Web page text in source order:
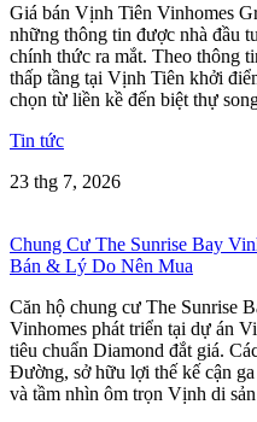
Giá bán Vịnh Tiên Vinhomes
những thông tin được nhà đầu
chính thức ra mắt. Theo thông
thấp tầng tại Vịnh Tiên khởi
chọn từ liền kề đến biệt thự
Tin tức
23 thg 7, 2026
Chung Cư The Sunrise Bay
Bán & Lý Do Nên Mua
Căn hộ chung cư The Sunrise
Vinhomes phát triển tại dự án
tiêu chuẩn Diamond đắt giá.
Đường, sở hữu lợi thế kế cận
và tầm nhìn ôm trọn Vịnh di